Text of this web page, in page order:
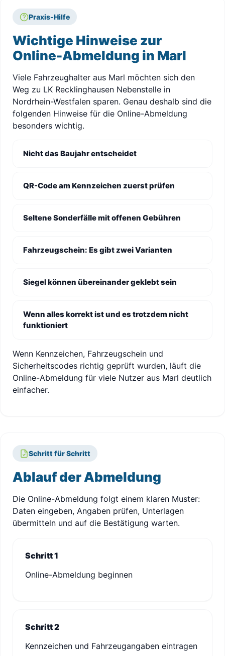
Praxis-Hilfe
Wichtige Hinweise zur
Online-Abmeldung in Marl
Viele Fahrzeughalter aus Marl möchten sich den
Weg zu LK Recklinghausen Nebenstelle in
Nordrhein-Westfalen sparen. Genau deshalb sind die
folgenden Hinweise für die Online-Abmeldung
besonders wichtig.
Nicht das Baujahr entscheidet
QR-Code am Kennzeichen zuerst prüfen
Seltene Sonderfälle mit offenen Gebühren
Fahrzeugschein: Es gibt zwei Varianten
Siegel können übereinander geklebt sein
Wenn alles korrekt ist und es trotzdem nicht
funktioniert
Wenn Kennzeichen, Fahrzeugschein und
Sicherheitscodes richtig geprüft wurden, läuft die
Online-Abmeldung für viele Nutzer aus Marl deutlich
einfacher.
Schritt für Schritt
Ablauf der Abmeldung
Die Online-Abmeldung folgt einem klaren Muster:
Daten eingeben, Angaben prüfen, Unterlagen
übermitteln und auf die Bestätigung warten.
Schritt 1
Online-Abmeldung beginnen
Schritt 2
Kennzeichen und Fahrzeugangaben eintragen